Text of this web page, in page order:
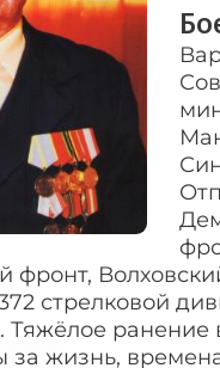
фронт,
стрелковой
Тяжёлое ранение
за жизнь,